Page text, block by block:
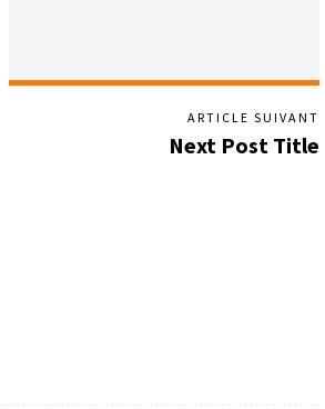
ARTICLE SUIVANT
Next Post Title